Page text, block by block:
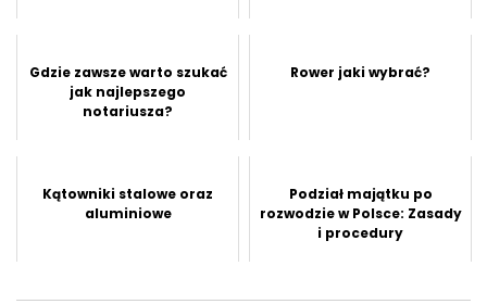
Gdzie zawsze warto szukać
jak najlepszego
notariusza?
Rower jaki wybrać?
Kątowniki stalowe oraz
aluminiowe
Podział majątku po
rozwodzie w Polsce: Zasady
i procedury